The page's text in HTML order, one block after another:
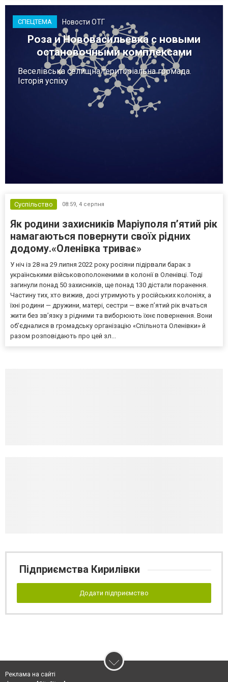
СПЕЦТЕМА Новости ОТГ
Роза и Нововасильевка с новыми
остановочными комплексами
Веселівська селищна територіальна громада.
Історія успіху
Суспільство 08:59, 4 серпня
Як родини захисників Маріуполя пʼятий рік
намагаються повернути своїх рідних
додому.«Оленівка триває»
У ніч із 28 на 29 липня 2022 року росіяни підірвали барак з
українськими військовополоненими в колонії в Оленівці. Тоді
загинули понад 50 захисників, ще понад 130 дістали поранення.
Частину тих, хто вижив, досі утримують у російських колоніях, а
їхні родини — дружини, матері, сестри — вже п’ятий рік вчаться
жити без зв’язку з рідними та виборюють їхнє повернення. Вони
об’єдналися в громадську організацію «Спільнота Оленівки» й
разом розповідають про цей зл...
Підприємства Кирилівки
Додати підприємство
Реклама на сайті